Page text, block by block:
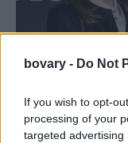
bovary - Do Not
If you wish to opt-
processing of your
targeted